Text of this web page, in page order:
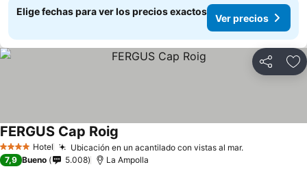
Elige fechas para ver los precios exactos
Ver precios
Compartir
4 EstrellasHotel Ubicación en un acantilado con vistas al mar.
FERGUS Cap Roig
7,9 Bueno 5.008 La Ampolla